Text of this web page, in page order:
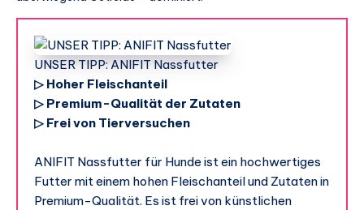
UNSER TIPP: ANIFIT Nassfutter
▷ Hoher Fleischanteil
▷ Premium-Qualität der Zutaten
▷ Frei von Tierversuchen
ANIFIT Nassfutter für Hunde ist ein hochwertiges
Futter mit einem hohen Fleischanteil und Zutaten in
Premium-Qualität. Es ist frei von künstlichen